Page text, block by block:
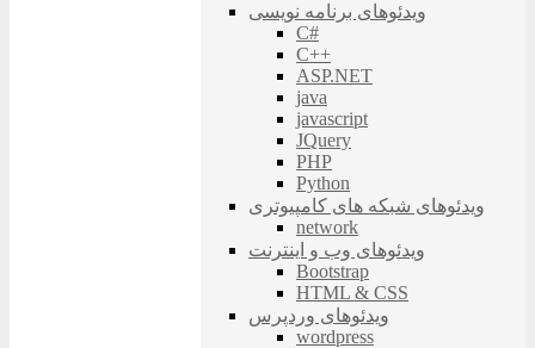
ویدئوهای برنامه نویسی
C#
C++
ASP.NET
java
javascript
JQuery
PHP
Python
ویدئوهای شبکه های کامپیوتری
network
ویدئوهای وب و اینترنت
Bootstrap
HTML & CSS
ویدئوهای وردپرس
wordpress